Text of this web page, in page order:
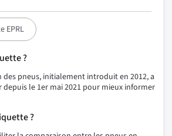
EPRL
?
des pneus, initialement introduit en 2012, a
depuis le 1er mai 2021 pour mieux informer
?